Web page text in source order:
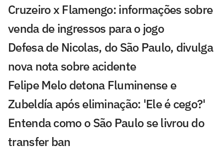
Cruzeiro x Flamengo: informações sobre
venda de ingressos para o jogo
Defesa de Nicolas, do São Paulo, divulga
nova nota sobre acidente
Felipe Melo detona Fluminense e
Zubeldía após eliminação: 'Ele é cego?'
Entenda como o São Paulo se livrou do
transfer ban